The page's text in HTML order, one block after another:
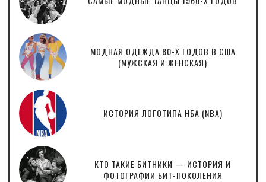
МОДНАЯ ОДЕЖДА 80-Х ГОДОВ В США
(МУЖСКАЯ И ЖЕНСКАЯ)
ИСТОРИЯ ЛОГОТИПА НБА (NBA)
КТО ТАКИЕ БИТНИКИ — ИСТОРИЯ И
ФОТОГРАФИИ БИТ-ПОКОЛЕНИЯ